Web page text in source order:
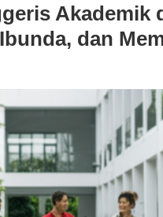
Akademik
dan